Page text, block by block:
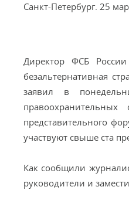
Санкт-Петербург. 25
Директор ФСБ
безальтернативная
заявил в
представительного
участвуют свыше ста
Как сообщили
руководители и